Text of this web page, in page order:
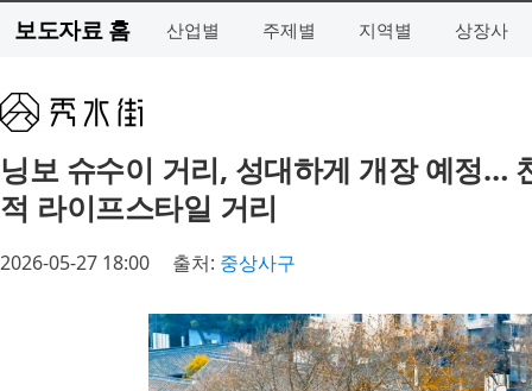
보도자료 홈 산업별 주제별 지역별 상장사
닝보 슈수이 거리, 성대하게 개장 예정…
적 라이프스타일 거리
2026-05-27 18:00 출처: 중상사구